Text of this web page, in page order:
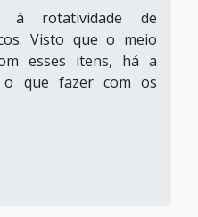
rotatividade de
Visto que o meio
esses itens, há a
o que fazer com os